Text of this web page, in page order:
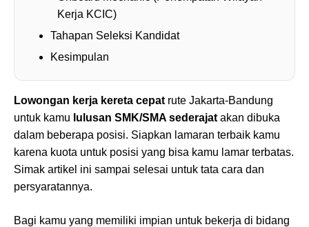
Kerja KCIC)
Tahapan Seleksi Kandidat
Kesimpulan
Lowongan kerja kereta cepat rute Jakarta-Bandung
untuk kamu lulusan SMK/SMA sederajat akan dibuka
dalam beberapa posisi. Siapkan lamaran terbaik kamu
karena kuota untuk posisi yang bisa kamu lamar terbatas.
Simak artikel ini sampai selesai untuk tata cara dan
persyaratannya.
Bagi kamu yang memiliki impian untuk bekerja di bidang